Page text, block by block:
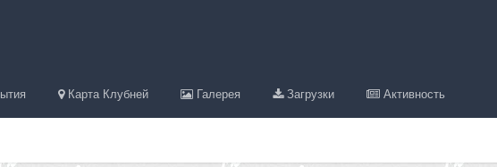
Карта Клубней Галерея Загрузки Активность